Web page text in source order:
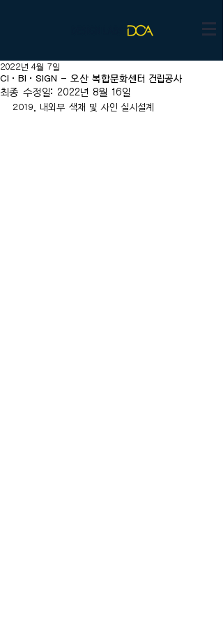
CI·BI·SIGN - 오산 복합문화센터 건립공사
2022년 4월 7일
최종 수정일: 2022년 8월 16일
2019. 내외부 색채 및 사인 실시설계